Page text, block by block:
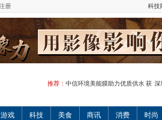
册 科技
推荐： 中信环境美能膜助力优质供水 获 深
游戏 科技 美食 商讯 消费 时尚